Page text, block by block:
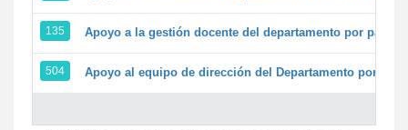
135 Apoyo a la gestión docente del departamento por parte
504 Apoyo al equipo de dirección del Departamento por